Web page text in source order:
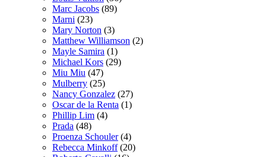
Marc Jacobs (89)
Marni (23)
Mary Norton (3)
Matthew Williamson (2)
Mayle Samira (1)
Michael Kors (29)
Miu Miu (47)
Mulberry (25)
Nancy Gonzalez (27)
Oscar de la Renta (1)
Phillip Lim (4)
Prada (48)
Proenza Schouler(4)
Rebecca Minkoff(20)